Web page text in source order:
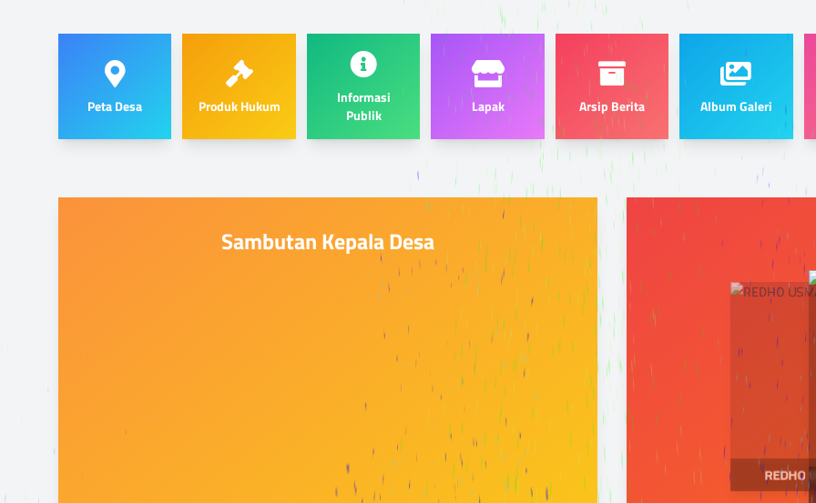
Peta Desa Produk Hukum
Informasi
Publik
Lapak Arsip Berita Album Galeri
Sambutan Kepala Desa
REDHO